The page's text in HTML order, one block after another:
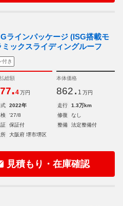
ラインパッケージ (ISG搭載モ
ックスライディングルーフ
付き
総額
.4 万円
本体価格
862. 1 万円
2022年 走行
1.3万km
'27/8 修復
なし
保証付 整備
法定整備付
大阪府 堺市堺区
見積もり・在庫確認